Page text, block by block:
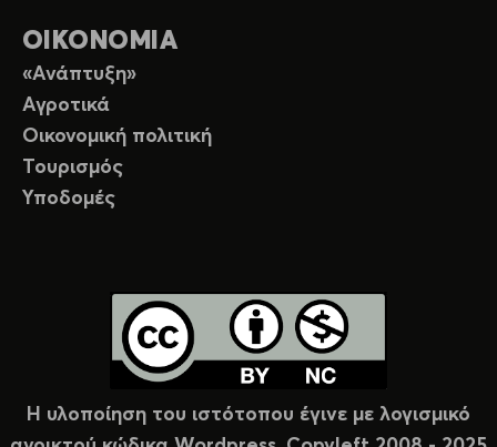
ΟΙΚΟΝΟΜΙΑ
«Ανάπτυξη»
Αγροτικά
Οικονομική πολιτική
Τουρισμός
Υποδομές
Η υλοποίηση του ιστότοπου έγινε με λογισμικό